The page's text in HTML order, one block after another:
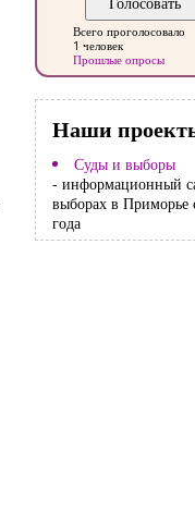
Всего проголосовало
1 человек
Прошлые опросы
Наши
Суды и выборы
- информационный
выборах в Приморье
года